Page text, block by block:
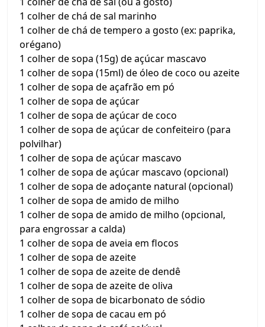
1 colher de chá de sal marinho
1 colher de chá de tempero a gosto (ex: paprika,
orégano)
1 colher de sopa (15g) de açúcar mascavo
1 colher de sopa (15ml) de óleo de coco ou azeite
1 colher de sopa de açafrão em pó
1 colher de sopa de açúcar
1 colher de sopa de açúcar de coco
1 colher de sopa de açúcar de confeiteiro (para
polvilhar)
1 colher de sopa de açúcar mascavo
1 colher de sopa de açúcar mascavo (opcional)
1 colher de sopa de adoçante natural (opcional)
1 colher de sopa de amido de milho
1 colher de sopa de amido de milho (opcional,
para engrossar a calda)
1 colher de sopa de aveia em flocos
1 colher de sopa de azeite
1 colher de sopa de azeite de dendê
1 colher de sopa de azeite de oliva
1 colher de sopa de bicarbonato de sódio
1 colher de sopa de cacau em pó